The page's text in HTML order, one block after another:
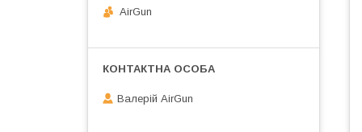
AirGun
Валерій AirGun